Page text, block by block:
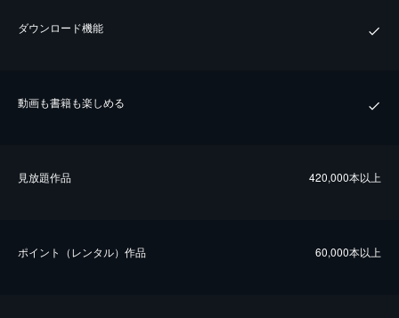
ダウンロード機能
動画も書籍も楽しめる
⾒放題作品 420,000本以上
ポイント（レンタル）作品 60,000本以上